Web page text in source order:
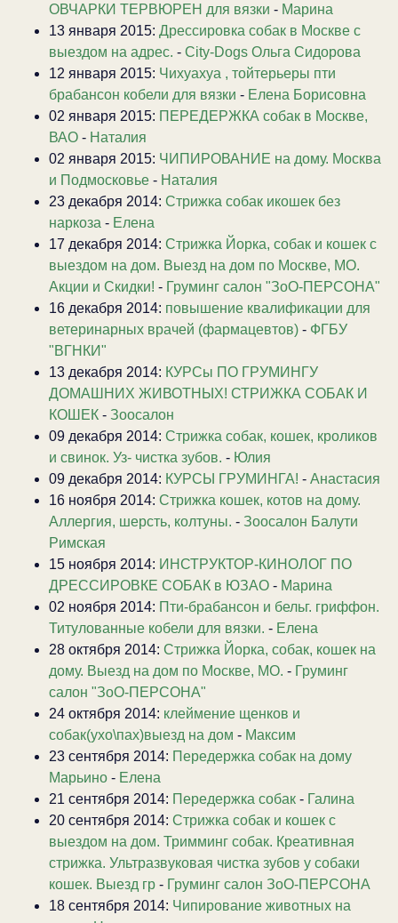
ОВЧАРКИ ТЕРВЮРЕН для вязки - Марина
13 января 2015: Дрессировка собак в Москве с
выездом на адрес. - City-Dogs Ольга Сидорова
12 января 2015: Чихуахуа , тойтерьеры пти
брабансон кобели для вязки - Елена Борисовна
02 января 2015: ПЕРЕДЕРЖКА собак в Москве,
ВАО - Наталия
02 января 2015: ЧИПИРОВАНИЕ на дому. Москва
и Подмосковье - Наталия
23 декабря 2014: Стрижка собак икошек без
наркоза - Елена
17 декабря 2014: Стрижка Йорка, собак и кошек с
выездом на дом. Выезд на дом по Москве, МО.
Акции и Скидки! - Груминг салон "ЗоО-ПЕРСОНА"
16 декабря 2014: повышение квалификации для
ветеринарных врачей (фармацевтов) - ФГБУ
"ВГНКИ"
13 декабря 2014: КУРСы ПО ГРУМИНГУ
ДОМАШНИХ ЖИВОТНЫХ! СТРИЖКА СОБАК И
КОШЕК - Зоосалон
09 декабря 2014: Стрижка собак, кошек, кроликов
и свинок. Уз- чистка зубов. - Юлия
09 декабря 2014: КУРСЫ ГРУМИНГА! - Анастасия
16 ноября 2014: Стрижка кошек, котов на дому.
Аллергия, шерсть, колтуны. - Зоосалон Балути
Римская
15 ноября 2014: ИНСТРУКТОР-КИНОЛОГ ПО
ДРЕССИРОВКЕ СОБАК в ЮЗАО - Марина
02 ноября 2014: Пти-брабансон и бельг. гриффон.
Титулованные кобели для вязки. - Елена
28 октября 2014: Стрижка Йорка, собак, кошек на
дому. Выезд на дом по Москве, МО. - Груминг
салон "ЗоО-ПЕРСОНА"
24 октября 2014: клеймение щенков и
собак(ухо\пах)выезд на дом - Максим
23 сентября 2014: Передержка собак на дому
Марьино - Елена
21 сентября 2014: Передержка собак - Галина
20 сентября 2014: Стрижка собак и кошек с
выездом на дом. Тримминг собак. Креативная
стрижка. Ультразвуковая чистка зубов у собаки
кошек. Выезд гр - Груминг салон ЗоО-ПЕРСОНА
18 сентября 2014: Чипирование животных на